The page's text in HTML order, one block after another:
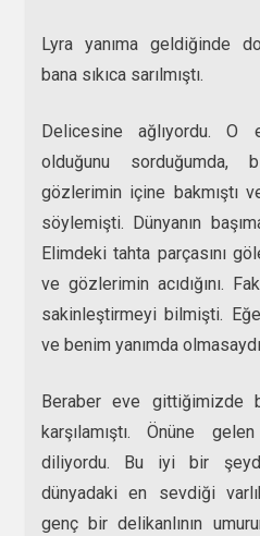
Lyra yanıma geldiğinde
bana sıkıca sarılmıştı.
Delicesine ağlıyordu.
olduğunu sorduğumda,
gözlerimin içine bakmıştı
söylemişti. Dünyanın
Elimdeki tahta parçasını
ve gözlerimin acıdığını.
sakinleştirmeyi bilmişti.
ve benim yanımda
Beraber eve gittiğimizde
karşılamıştı. Önüne
diliyordu. Bu iyi bir
dünyadaki en sevdiği
genç bir delikanlının